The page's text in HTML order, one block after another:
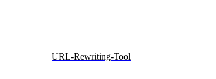
URL-Rewriting-Tool